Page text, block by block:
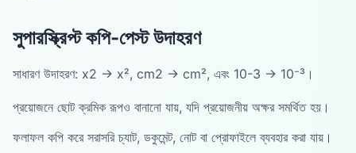
সুপারস্ক্রিপ্ট কপি-পেস্ট উদাহরণ
সাধারণ উদাহরণ: x2 → x², cm2 → cm², এবং 10-3 → 10⁻³।
প্রয়োজনে ছোট ক্রমিক রূপও বানানো যায়, যদি প্রয়োজনীয় অক্ষর সমর্থিত হয়।
ফলাফল কপি করে সরাসরি চ্যাট, ডকুমেন্ট, নোট বা প্রোফাইলে ব্যবহার করা যায়।